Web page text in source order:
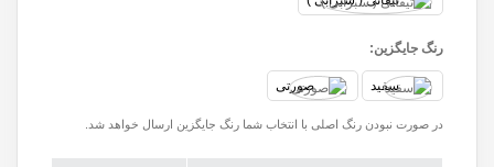
رنگ جایگزین:
سفید صورتی
در صورت نبودن رنگ اصلی با انتخاب شما رنگ جایگزین ارسال خواهد شد.